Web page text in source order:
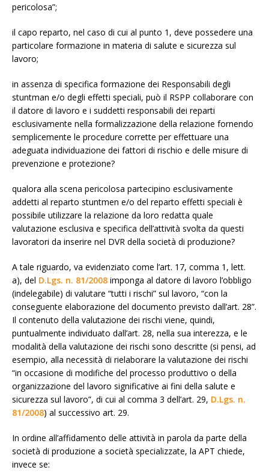
pericolosa”;
il capo reparto, nel caso di cui al punto 1, deve possedere una
particolare formazione in materia di salute e sicurezza sul
lavoro;
in assenza di specifica formazione dei Responsabili degli
stuntman e/o degli effetti speciali, può il RSPP collaborare con
il datore di lavoro e i suddetti responsabili dei reparti
esclusivamente nella formalizzazione della relazione fornendo
semplicemente le procedure corrette per effettuare una
adeguata individuazione dei fattori di rischio e delle misure di
prevenzione e protezione?
qualora alla scena pericolosa partecipino esclusivamente
addetti al reparto stuntmen e/o del reparto effetti speciali è
possibile utilizzare la relazione da loro redatta quale
valutazione esclusiva e specifica dell’attività svolta da questi
lavoratori da inserire nel DVR della società di produzione?
A tale riguardo, va evidenziato come l’art. 17, comma 1, lett.
a), del D.Lgs. n. 81/2008 imponga al datore di lavoro l’obbligo
(indelegabile) di valutare “tutti i rischi” sul lavoro, “con la
conseguente elaborazione del documento previsto dall’art. 28”.
Il contenuto della valutazione dei rischi viene, quindi,
puntualmente individuato dall’art. 28, nella sua interezza, e le
modalità della valutazione dei rischi sono descritte (si pensi, ad
esempio, alla necessità di rielaborare la valutazione dei rischi
“in occasione di modifiche del processo produttivo o della
organizzazione del lavoro significative ai fini della salute e
sicurezza sul lavoro”, di cui al comma 3 dell’art. 29, D.Lgs. n.
81/2008) al successivo art. 29.
In ordine all’affidamento delle attività in parola da parte della
società di produzione a società specializzate, la APT chiede,
invece se: